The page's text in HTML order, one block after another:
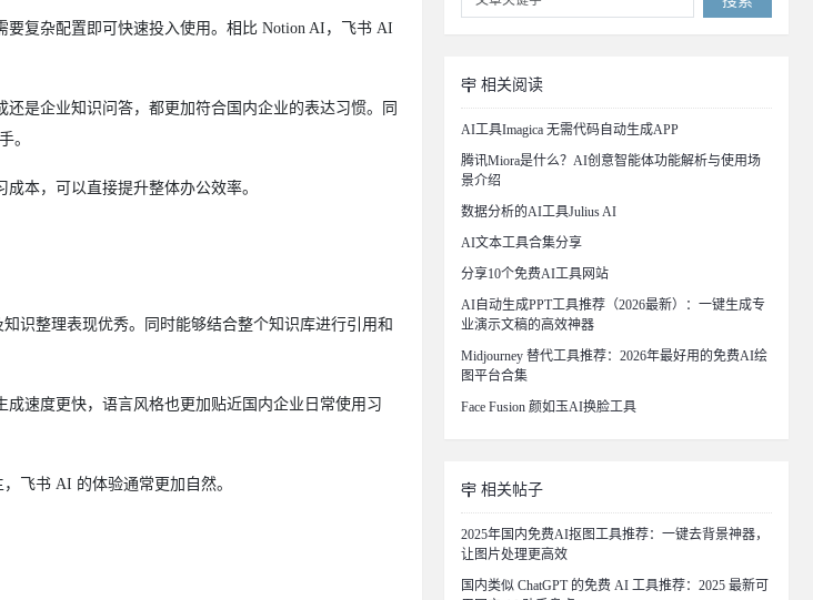
复杂配置即可快速投入使用。相比 Notion AI，飞书 AI
是企业知识问答，都更加符合国内企业的表达习惯。同
。
本，可以直接提升整体办公效率。
识整理表现优秀。同时能够结合整个知识库进行引用和
速度更快，语言风格也更加贴近国内企业日常使用习
飞书 AI 的体验通常更加自然。
相关阅读
AI工具Imagica 无需代码自动生成APP
腾讯Miora是什么？AI创意智能体功能解析与使用场
景介绍
数据分析的AI工具Julius AI
AI文本工具合集分享
分享10个免费AI工具网站
AI自动生成PPT工具推荐（2026最新）：一键生成专
业演示文稿的高效神器
Midjourney 替代工具推荐：2026年最好用的免费AI绘
图平台合集
Face Fusion 颜如玉AI换脸工具
相关帖子
2025年国内免费AI抠图工具推荐：一键去背景神器，
让图片处理更高效
国内类似 ChatGPT 的免费 AI 工具推荐：2025 最新可